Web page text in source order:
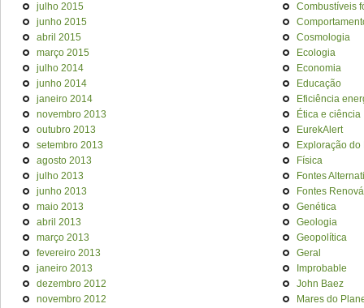
julho 2015
junho 2015
abril 2015
março 2015
julho 2014
junho 2014
janeiro 2014
novembro 2013
outubro 2013
setembro 2013
agosto 2013
julho 2013
junho 2013
maio 2013
abril 2013
março 2013
fevereiro 2013
janeiro 2013
dezembro 2012
novembro 2012
Combustíveis
Cosmologia
Ecologia
Economia
Educação
Eficiência
Ética e ciência
EurekAlert
Exploração do
Física
Fontes
Fontes
Genética
Geologia
Geopolítica
Geral
Improbable
John Baez
Mares do